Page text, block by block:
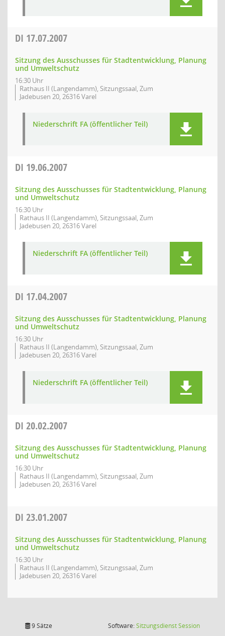
DI 17.07.2007
Sitzung des Ausschusses für Stadtentwicklung, Planung
und Umweltschutz
16:30 Uhr
Rathaus II (Langendamm), Sitzungssaal, Zum
Jadebusen 20, 26316 Varel
Niederschrift FA (öffentlicher Teil)
DI 19.06.2007
Sitzung des Ausschusses für Stadtentwicklung, Planung
und Umweltschutz
16:30 Uhr
Rathaus II (Langendamm), Sitzungssaal, Zum
Jadebusen 20, 26316 Varel
Niederschrift FA (öffentlicher Teil)
DI 17.04.2007
Sitzung des Ausschusses für Stadtentwicklung, Planung
und Umweltschutz
16:30 Uhr
Rathaus II (Langendamm), Sitzungssaal, Zum
Jadebusen 20, 26316 Varel
Niederschrift FA (öffentlicher Teil)
DI 20.02.2007
Sitzung des Ausschusses für Stadtentwicklung, Planung
und Umweltschutz
16:30 Uhr
Rathaus II (Langendamm), Sitzungssaal, Zum
Jadebusen 20, 26316 Varel
DI 23.01.2007
Sitzung des Ausschusses für Stadtentwicklung, Planung
und Umweltschutz
16:30 Uhr
Rathaus II (Langendamm), Sitzungssaal, Zum
Jadebusen 20, 26316 Varel
9 Sätze Software:SitzungsdienstSession(Wird in